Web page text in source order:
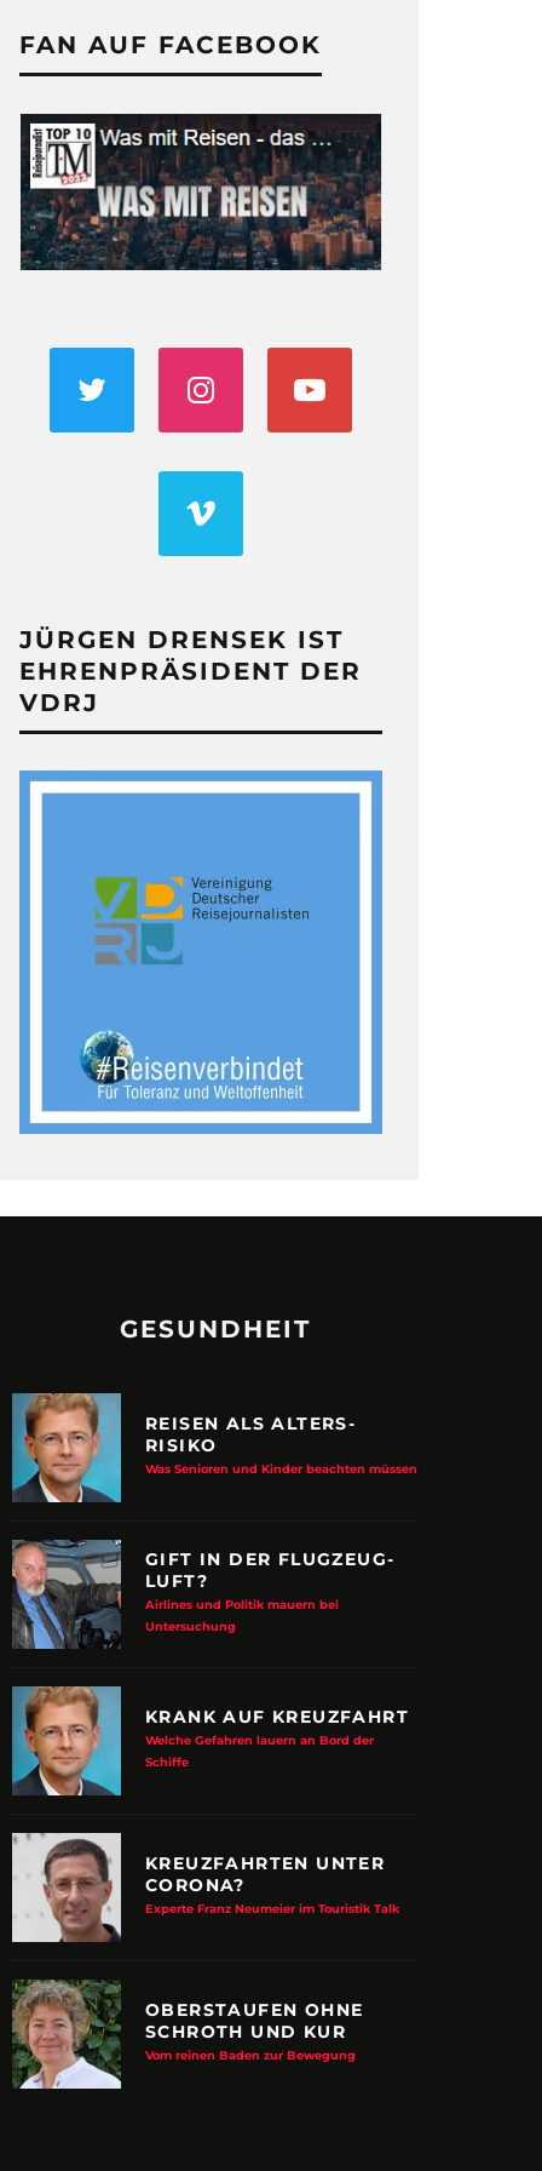
FAN AUF FACEBOOK
JÜRGEN DRENSEK IST
EHRENPRÄSIDENT DER
VDRJ
MACHER
System werden Reisen sicherer
ZUPANCIC
GESUNDHEIT
REISEN ALS ALTERS-
RISIKO
Was Senioren und Kinder beachten müssen
GIFT IN DER FLUGZEUG-
LUFT?
Airlines und Politik mauern bei
Untersuchung
KRANK AUF KREUZFAHRT
Welche Gefahren lauern an Bord der
Schiffe
KREUZFAHRTEN UNTER
CORONA?
Experte Franz Neumeier im Touristik Talk
OBERSTAUFEN OHNE
SCHROTH UND KUR
Vom reinen Baden zur Bewegung